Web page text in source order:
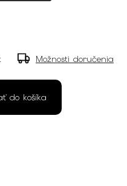
Možnosti doručenia
do košíka